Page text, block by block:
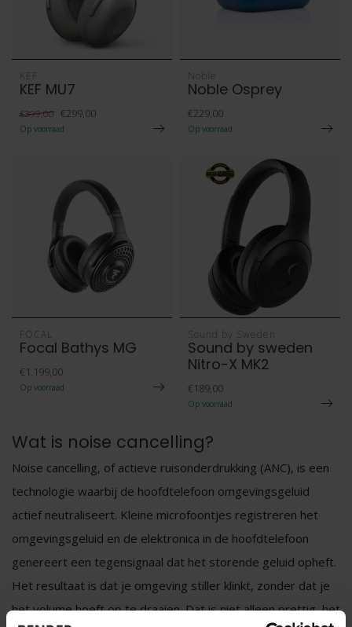
KEF
KEF MU7
€399,00 €299,00
Op voorraad
Noble
Noble Osprey
€229,00
Op voorraad
FOCAL
Focal Bathys MG
€1.199,00
Op voorraad
Sound by Sweden
Sound by sweden
Nitro-X MK2
€189,00
Op voorraad
Wat is noise cancelling?
Noise cancelling, of actieve ruisonderdrukking (ANC), is een
technologie waarbij de hoofdtelefoon omgevingsgeluid
actief neutraliseert. Kleine microfoontjes registreren het
omgevingsgeluid en de elektronica in de hoofdtelefoon
genereert een tegensignaal dat het storende geluid opheft.
Het resultaat is dat je omgeving stiller klinkt, zonder dat je
het volume hoeft op te draaien. Dat is niet alleen prettig, het